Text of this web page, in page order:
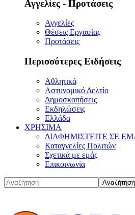
Αγγελίες - Προτάσεις
Αγγελίες
Θέσεις Εργασίας
Προτάσεις
Περισσότερες Ειδήσεις
Αθλητικά
Αστυνομικό Δελτίο
Δημοσκοπήσεις
Εκδηλώσεις
Ελλάδα
ΧΡΗΣΙΜΑ
ΔΙΑΦΗΜΙΣΤΕΙΤΕ ΣΕ
Καταγγελίες Πολιτών
Σχετικά με εμάς
Επικοινωνία